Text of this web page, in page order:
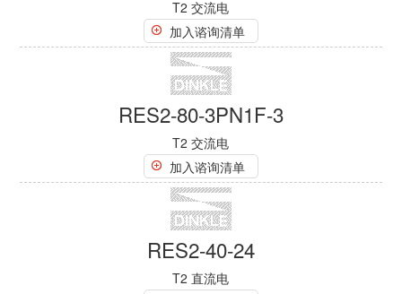
RES2-80-4P
T2 交流电
加入谘询清单
RES2-80-4PF
T2 交流电
加入谘询清单